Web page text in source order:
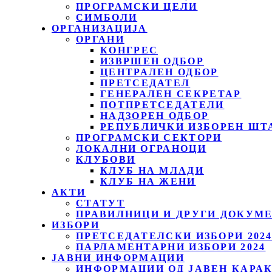
ПРОГРАМСКИ ЦЕЛИ
СИМБОЛИ
ОРГАНИЗАЦИЈА
ОРГАНИ
КОНГРЕС
ИЗВРШЕН ОДБОР
ЦЕНТРАЛЕН ОДБОР
ПРЕТСЕДАТЕЛ
ГЕНЕРАЛЕН СЕКРЕТАР
ПОТПРЕТСЕДАТЕЛИ
НАДЗОРЕН ОДБОР
РЕПУБЛИЧКИ ИЗБОРЕН
ПРОГРАМСКИ СЕКТОРИ
ЛОКАЛНИ ОГРАНОЦИ
КЛУБОВИ
КЛУБ НА МЛАДИ
КЛУБ НА ЖЕНИ
АКТИ
СТАТУТ
ПРАВИЛНИЦИ И ДРУГИ
ИЗБОРИ
ПРЕТСЕДАТЕЛСКИ ИЗБОРИ 2024
ПАРЛАМЕНТАРНИ ИЗБОРИ 2024
ЈАВНИ ИНФОРМАЦИИ
ИНФОРМАЦИИ ОД ЈАВЕН